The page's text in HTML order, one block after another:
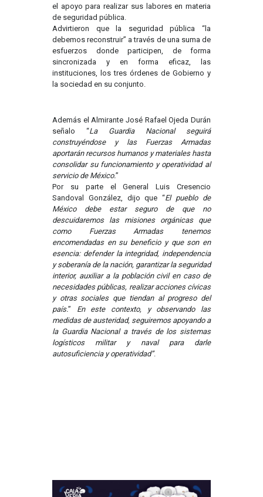
el apoyo para realizar sus labores en materia
de seguridad pública.
Advirtieron que la seguridad pública “la
debemos reconstruir” a través de una suma de
esfuerzos donde participen, de forma
sincronizada y en forma eficaz, las
instituciones, los tres órdenes de Gobierno y
la sociedad en su conjunto.
Además el Almirante José Rafael Ojeda Durán
señalo “La Guardia Nacional seguirá
construyéndose y las Fuerzas Armadas
aportarán recursos humanos y materiales hasta
consolidar su funcionamiento y operatividad al
servicio de México.”
Por su parte el General Luis Cresencio
Sandoval González, dijo que “El pueblo de
México debe estar seguro de que no
descuidaremos las misiones orgánicas que
como Fuerzas Armadas tenemos
encomendadas en su beneficio y que son en
esencia: defender la integridad, independencia
y soberanía de la nación, garantizar la seguridad
interior, auxiliar a la población civil en caso de
necesidades públicas, realizar acciones cívicas
y otras sociales que tiendan al progreso del
país.” En este contexto, y observando las
medidas de austeridad, seguiremos apoyando a
la Guardia Nacional a través de los sistemas
logísticos militar y naval para darle
autosuficiencia y operatividad”.